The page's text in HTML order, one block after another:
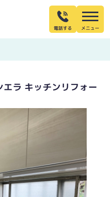
電話する
ラ キッチンリフォー